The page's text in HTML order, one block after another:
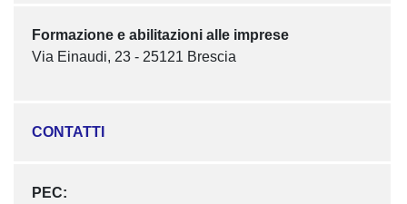
Formazione e abilitazioni alle imprese
Via Einaudi, 23 - 25121 Brescia
CONTATTI
PEC: